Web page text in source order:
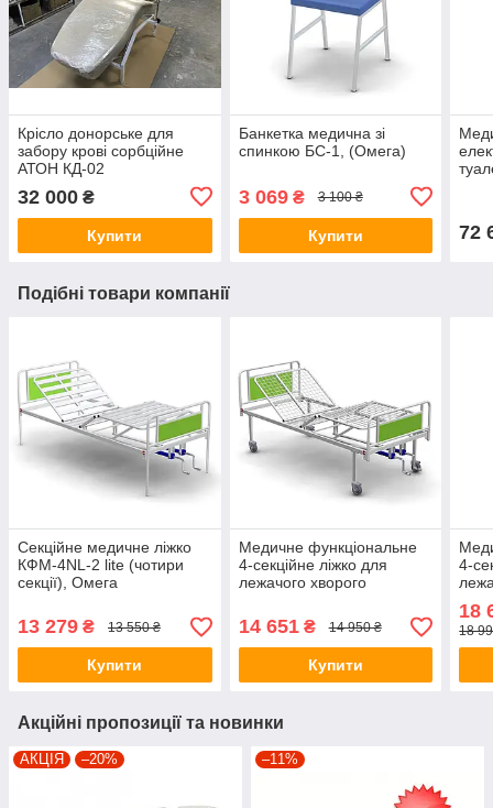
Крісло донорське для
забору крові сорбційне
АТОН КД-02
32 000 ₴
Купити
Банкетка медична зі
спинкою БС-1, (Омега)
3 069₴ 3 100 ₴
Купити 72
Подібні товари компанії
Секційне медичне ліжко
КФМ-4NL-2 lite (чотири
секції), Омега
13 279 ₴ 13 550 ₴
Купити
Медичне функціональне
4-секційне ліжко для
лежачого хворого
Омега
14 651₴ 14 950 ₴
Купити
4-
18
18
Акційні пропозиції та новинки
АКЦІЯ –20% –11%